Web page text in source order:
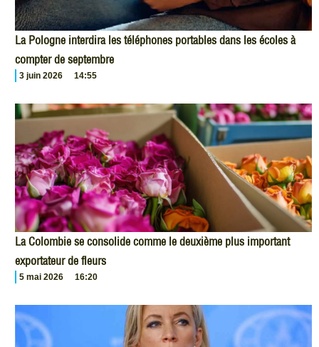
La Pologne interdira les téléphones portables dans les écoles à
compter de septembre
3 juin 2026 14:55
La Colombie se consolide comme le deuxième plus important
exportateur de fleurs
5 mai 2026 16:20